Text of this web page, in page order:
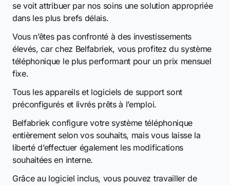
se voit attribuer par nos soins une solution appropriée
dans les plus brefs délais.
Vous n’êtes pas confronté à des investissements
élevés, car chez Belfabriek, vous profitez du système
téléphonique le plus performant pour un prix mensuel
fixe.
Tous les appareils et logiciels de support sont
préconfigurés et livrés prêts à l’emploi.
Belfabriek configure votre système téléphonique
entièrement selon vos souhaits, mais vous laisse la
liberté d’effectuer également les modifications
souhaitées en interne.
Grâce au logiciel inclus, vous pouvez travailler de